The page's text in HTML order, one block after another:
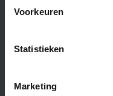
Voorkeuren
Statistieken
Marketing
Venlo ›